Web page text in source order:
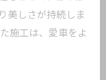
美しさが持続しま
施工は、愛車をよ